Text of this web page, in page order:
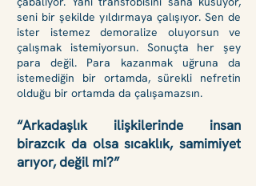
seni bir şekilde yıldırmaya çalışıyor. Sen de
ister istemez demoralize oluyorsun ve
çalışmak istemiyorsun. Sonuçta her şey
para değil. Para kazanmak uğruna da
istemediğin bir ortamda, sürekli nefretin
olduğu bir ortamda da çalışamazsın.
“Arkadaşlık ilişkilerinde insan
birazcık da olsa sıcaklık, samimiyet
arıyor, değil mi?”